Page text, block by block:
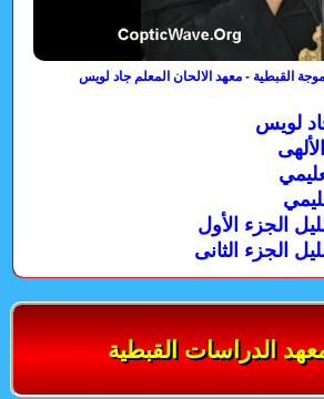
القبطية - معهد الالحان المعلم جاد لويس
لويس
الجزء الأول
الجزء الثانى
الدراسات القبطية